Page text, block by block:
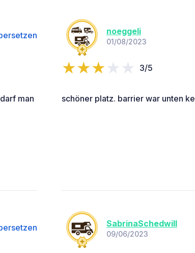
man
noeggeli
01/08/2023
3/5
schöner platz. barrier war unten
SabrinaSchedwill
09/06/2023